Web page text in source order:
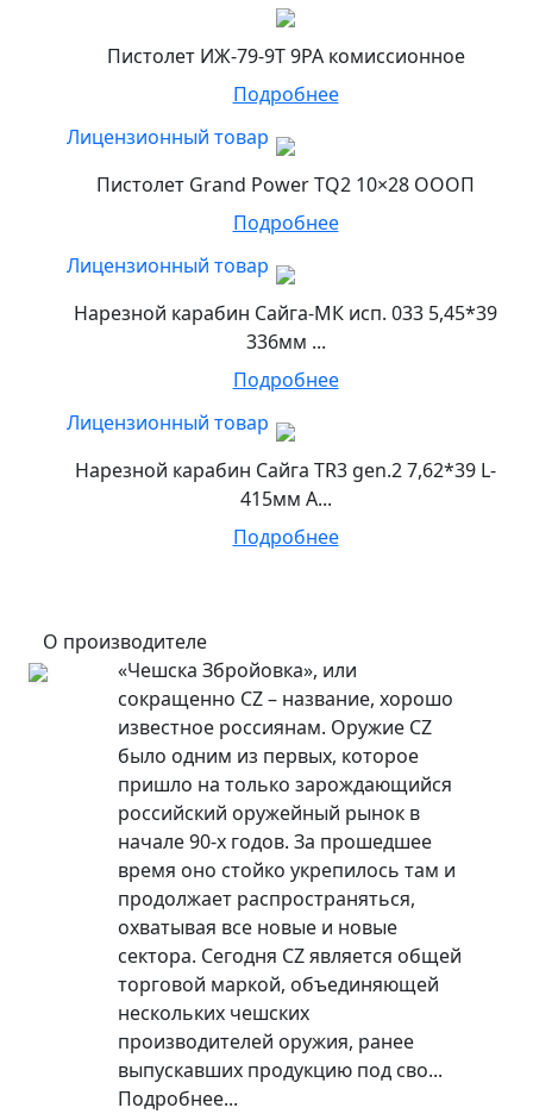
Пистолет ИЖ-79-9Т 9РА комиссионное
Подробнее
Лицензионный товар
Пистолет Grand Power TQ2 10×28 ОООП
Подробнее
Лицензионный товар
Нарезной карабин Сайга-МК исп. 033 5,45*39
336мм ...
Подробнее
Лицензионный товар
Нарезной карабин Сайга TR3 gen.2 7,62*39 L-
415мм А...
Подробнее
О производителе
«Чешска Збройовка», или
сокращенно CZ – название, хорошо
известное россиянам. Оружие CZ
было одним из первых, которое
пришло на только зарождающийся
российский оружейный рынок в
начале 90-х годов. За прошедшее
время оно стойко укрепилось там и
продолжает распространяться,
охватывая все новые и новые
сектора. Сегодня CZ является общей
торговой маркой, объединяющей
нескольких чешских
производителей оружия, ранее
выпускавших продукцию под сво...
Подробнее...